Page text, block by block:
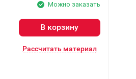
Можно заказать
В корзину
Рассчитать материал